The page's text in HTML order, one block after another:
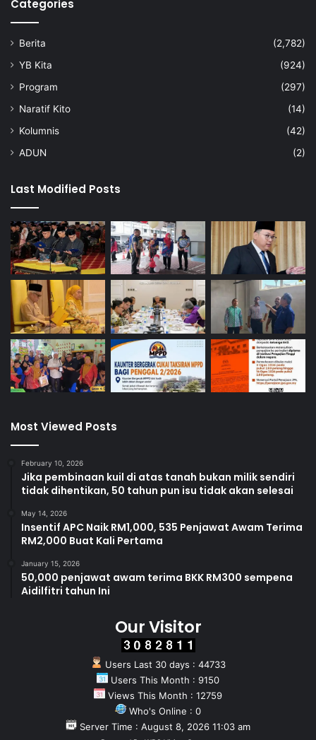
Categories
Berita
(2,782)
YB Kita
(924)
Program
(297)
Naratif Kito
(14)
Kolumnis
(42)
ADUN
(2)
Last Modified Posts
Most Viewed Posts
February 10, 2026
Jika pembinaan kuil di atas tanah bukan milik sendiri
tidak dihentikan, 50 tahun pun isu tidak akan selesai
May 14, 2026
Insentif APC Naik RM1,000, 535 Penjawat Awam Terima
RM2,000 Buat Kali Pertama
January 15, 2026
50,000 penjawat awam terima BKK RM300 sempena
Aidilfitri tahun Ini
Our Visitor
Users Last 30 days : 44733
Users This Month : 9150
Views This Month : 12759
Who's Online : 0
Server Time : August 8, 2026 11:03 am